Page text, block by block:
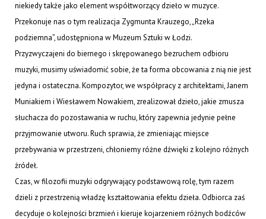
niekiedy także jako element współtworzący dzieło w muzyce.
Przekonuje nas o tym realizacja Zygmunta Krauzego, „Rzeka
podziemna”, udostępniona w Muzeum Sztuki w Łodzi.
Przyzwyczajeni do biernego i skrępowanego bezruchem odbioru
muzyki, musimy uświadomić sobie, że ta forma obcowania z nią nie jest
jedyna i ostateczna. Kompozytor, we współpracy z architektami, Janem
Muniakiem i Wiesławem Nowakiem, zrealizował dzieło, jakie zmusza
słuchacza do pozostawania w ruchu, który zapewnia jedynie pełne
przyjmowanie utworu. Ruch sprawia, że zmieniając miejsce
przebywania w przestrzeni, chłoniemy różne dźwięki z kolejno różnych
źródeł.
Czas, w filozofii muzyki odgrywający podstawową rolę, tym razem
dzieli z przestrzenią władzę kształtowania efektu dzieła. Odbiorca zaś
decyduje o kolejności brzmień i kieruje kojarzeniem różnych bodźców